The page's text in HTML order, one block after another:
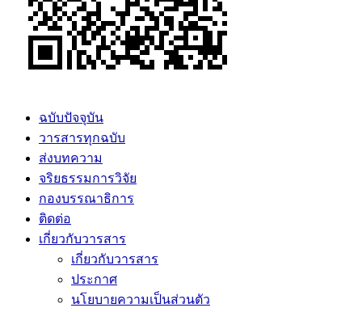
ฉบับปัจจุบัน
วารสารทุกฉบับ
ส่งบทความ
จริยธรรมการวิจัย
กองบรรณาธิการ
ติดต่อ
เกี่ยวกับวารสาร
เกี่ยวกับวารสาร
ประกาศ
นโยบายความเป็นส่วนตัว